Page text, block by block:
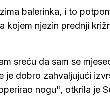
balerinka, i to
kojem njezin prednji
sreću da sam se
je dobro zahvaljujući
nogu", otkrila je